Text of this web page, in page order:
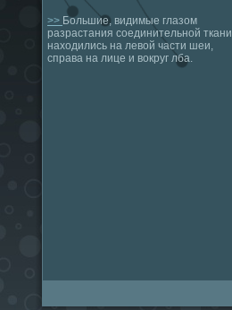
>> Большие, видимые глазом
разрастания соединительной ткани
находились на левой части шеи,
справа на лице и вокруг лба.